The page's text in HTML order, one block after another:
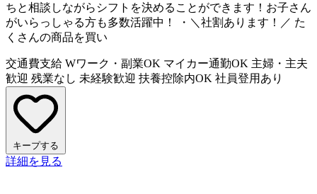
ちと相談しながらシフトを決めることができます！お子さん
がいらっしゃる方も多数活躍中！ ・＼社割あります！／ た
くさんの商品を買い
交通費支給 Wワーク・副業OK マイカー通勤OK 主婦・主夫
歓迎 残業なし 未経験歓迎 扶養控除内OK 社員登用あり
キープする
詳細を見る